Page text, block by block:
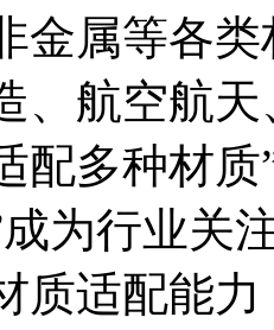
金属等各
、航空航
配多种材
为行业关
质适配能